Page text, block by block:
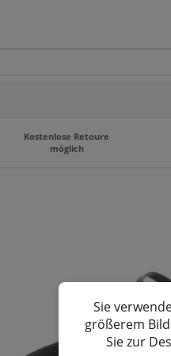
Sie
größerem
Sie zur
Kostenlose Retoure
möglich